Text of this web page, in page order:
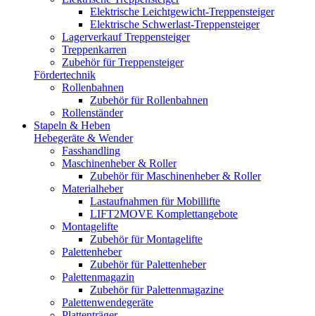
Elektrische Leichtgewicht-Treppensteiger
Elektrische Schwerlast-Treppensteiger
Lagerverkauf Treppensteiger
Treppenkarren
Zubehör für Treppensteiger
Fördertechnik
Rollenbahnen
Zubehör für Rollenbahnen
Rollenständer
Stapeln & Heben
Hebegeräte & Wender
Fasshandling
Maschinenheber & Roller
Zubehör für Maschinenheber & Roller
Materialheber
Lastaufnahmen für Mobillifte
LIFT2MOVE Komplettangebote
Montagelifte
Zubehör für Montagelifte
Palettenheber
Zubehör für Palettenheber
Palettenmagazin
Zubehör für Palettenmagazine
Palettenwendegeräte